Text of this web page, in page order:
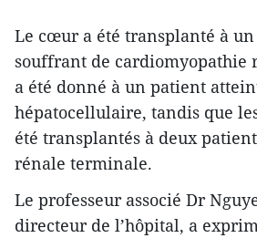
Le cœur a été transplanté à un
souffrant de cardiomyopathie
a été donné à un patient
hépatocellulaire, tandis que
été transplantés à deux
rénale terminale.
Le professeur associé Dr
directeur de l’hôpital, a